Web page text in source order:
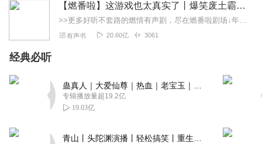
【燃番啦】这游戏也太真实了丨爆笑废土霸榜神作丨紫襟剧社制作
>>更多好听不套路的燃情有声剧，尽在燃番啦剧场↓年度重磅推荐本专辑为VIP免费专辑每天上午10点5集更新，订阅可以听到最新内容哦！每周抽一个专辑五星优质评论送...
有声书 20.60亿 3061
经典必听
专辑播放量超19.2亿
19.03亿